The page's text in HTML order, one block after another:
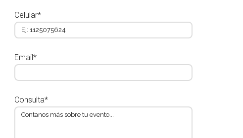
Celular*
Email*
Consulta*